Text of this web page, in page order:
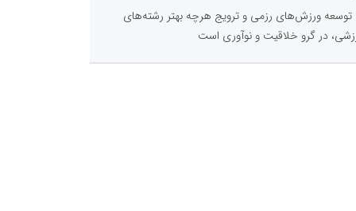
توسعه ورزش‌های رزمی و ترویج هرچه بهتر رشته‌های
در گرو خلاقیت و نوآوری است